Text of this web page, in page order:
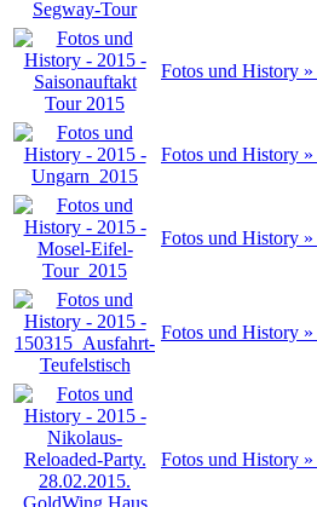
Fotos und History
Fotos und History
Fotos und History
Fotos und History
Fotos und History